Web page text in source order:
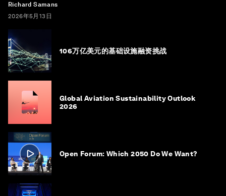
Richard Samans
2026年5月13日
106万亿美元的基础设施融资挑战
Global Aviation Sustainability Outlook
2026
Open Forum: Which 2050 Do We Want?